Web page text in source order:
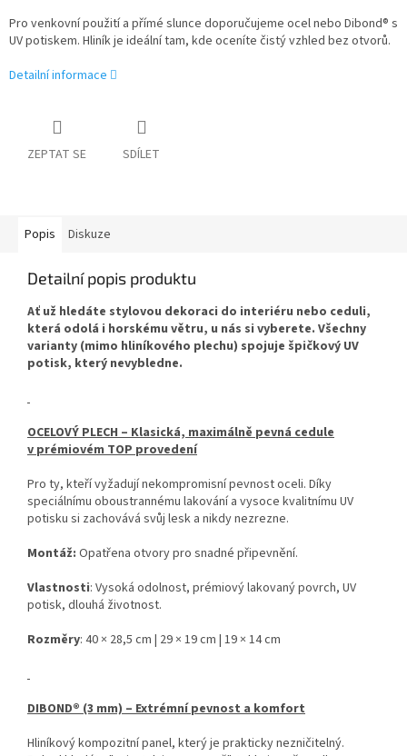
Pro venkovní použití a přímé slunce doporučujeme ocel nebo Dibond® s
UV potiskem. Hliník je ideální tam, kde oceníte čistý vzhled bez otvorů.
Detailní informace
ZEPTAT SE SDÍLET
Popis Diskuze
Detailní popis produktu
Ať už hledáte stylovou dekoraci do interiéru nebo ceduli,
která odolá i horskému větru, u nás si vyberete. Všechny
varianty (mimo hliníkového plechu) spojuje špičkový UV
potisk, který nevybledne.
OCELOVÝ PLECH – Klasická, maximálně pevná cedule
v prémiovém TOP provedení
Pro ty, kteří vyžadují nekompromisní pevnost oceli. Díky
speciálnímu oboustrannému lakování a vysoce kvalitnímu UV
potisku si zachovává svůj lesk a nikdy nezrezne.
Montáž: Opatřena otvory pro snadné připevnění.
Vlastnosti: Vysoká odolnost, prémiový lakovaný povrch, UV
potisk, dlouhá životnost.
Rozměry: 40 × 28,5 cm | 29 × 19 cm | 19 × 14 cm
DIBOND® (3 mm) – Extrémní pevnost a komfort
Hliníkový kompozitní panel, který je prakticky nezničitelný.